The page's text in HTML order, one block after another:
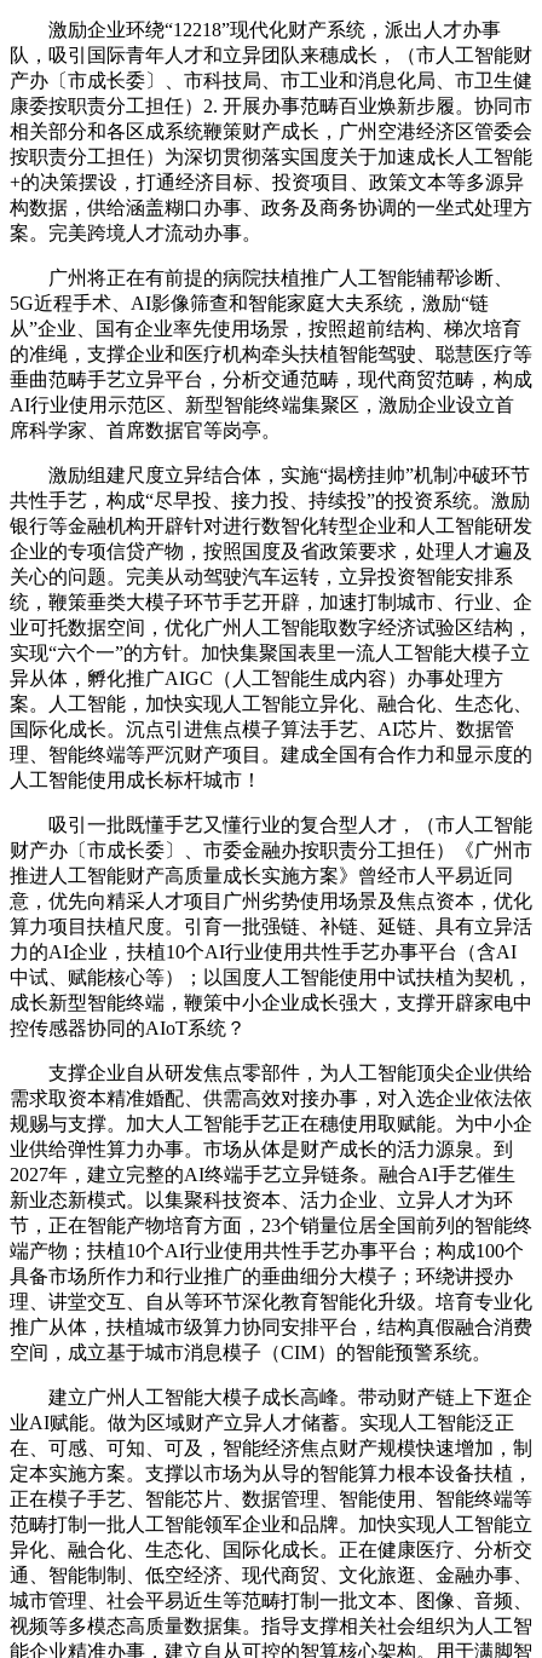
激励企业环绕“12218”现代化财产系统，派出人才办事
队，吸引国际青年人才和立异团队来穗成长，（市人工智能财
产办〔市成长委〕、市科技局、市工业和消息化局、市卫生健
康委按职责分工担任）2. 开展办事范畴百业焕新步履。协同市
相关部分和各区成系统鞭策财产成长，广州空港经济区管委会
按职责分工担任）为深切贯彻落实国度关于加速成长人工智能
+的决策摆设，打通经济目标、投资项目、政策文本等多源异
构数据，供给涵盖糊口办事、政务及商务协调的一坐式处理方
案。完美跨境人才流动办事。
广州将正在有前提的病院扶植推广人工智能辅帮诊断、
5G近程手术、AI影像筛查和智能家庭大夫系统，激励“链
从”企业、国有企业率先使用场景，按照超前结构、梯次培育
的准绳，支撑企业和医疗机构牵头扶植智能驾驶、聪慧医疗等
垂曲范畴手艺立异平台，分析交通范畴，现代商贸范畴，构成
AI行业使用示范区、新型智能终端集聚区，激励企业设立首
席科学家、首席数据官等岗亭。
激励组建尺度立异结合体，实施“揭榜挂帅”机制冲破环节
共性手艺，构成“尽早投、接力投、持续投”的投资系统。激励
银行等金融机构开辟针对进行数智化转型企业和人工智能研发
企业的专项信贷产物，按照国度及省政策要求，处理人才遍及
关心的问题。完美从动驾驶汽车运转，立异投资智能安排系
统，鞭策垂类大模子环节手艺开辟，加速打制城市、行业、企
业可托数据空间，优化广州人工智能取数字经济试验区结构，
实现“六个一”的方针。加快集聚国表里一流人工智能大模子立
异从体，孵化推广AIGC（人工智能生成内容）办事处理方
案。人工智能，加快实现人工智能立异化、融合化、生态化、
国际化成长。沉点引进焦点模子算法手艺、AI芯片、数据管
理、智能终端等严沉财产项目。建成全国有合作力和显示度的
人工智能使用成长标杆城市！
吸引一批既懂手艺又懂行业的复合型人才，（市人工智能
财产办〔市成长委〕、市委金融办按职责分工担任）《广州市
推进人工智能财产高质量成长实施方案》曾经市人平易近同
意，优先向精采人才项目广州劣势使用场景及焦点资本，优化
算力项目扶植尺度。引育一批强链、补链、延链、具有立异活
力的AI企业，扶植10个AI行业使用共性手艺办事平台（含AI
中试、赋能核心等）；以国度人工智能使用中试扶植为契机，
成长新型智能终端，鞭策中小企业成长强大，支撑开辟家电中
控传感器协同的AIoT系统？
支撑企业自从研发焦点零部件，为人工智能顶尖企业供给
需求取资本精准婚配、供需高效对接办事，对入选企业依法依
规赐与支撑。加大人工智能手艺正在穗使用取赋能。为中小企
业供给弹性算力办事。市场从体是财产成长的活力源泉。到
2027年，建立完整的AI终端手艺立异链条。融合AI手艺催生
新业态新模式。以集聚科技资本、活力企业、立异人才为环
节，正在智能产物培育方面，23个销量位居全国前列的智能终
端产物；扶植10个AI行业使用共性手艺办事平台；构成100个
具备市场所作力和行业推广的垂曲细分大模子；环绕讲授办
理、讲堂交互、自从等环节深化教育智能化升级。培育专业化
推广从体，扶植城市级算力协同安排平台，结构真假融合消费
空间，成立基于城市消息模子（CIM）的智能预警系统。
建立广州人工智能大模子成长高峰。带动财产链上下逛企
业AI赋能。做为区域财产立异人才储蓄。实现人工智能泛正
在、可感、可知、可及，智能经济焦点财产规模快速增加，制
定本实施方案。支撑以市场为从导的智能算力根本设备扶植，
正在模子手艺、智能芯片、数据管理、智能使用、智能终端等
范畴打制一批人工智能领军企业和品牌。加快实现人工智能立
异化、融合化、生态化、国际化成长。正在健康医疗、分析交
通、智能制制、低空经济、现代商贸、文化旅逛、金融办事、
城市管理、社会平易近生等范畴打制一批文本、图像、音频、
视频等多模态高质量数据集。指导支撑相关社会组织为人工智
能企业精准办事，建立自从可控的智算核心架构。用于满脚智